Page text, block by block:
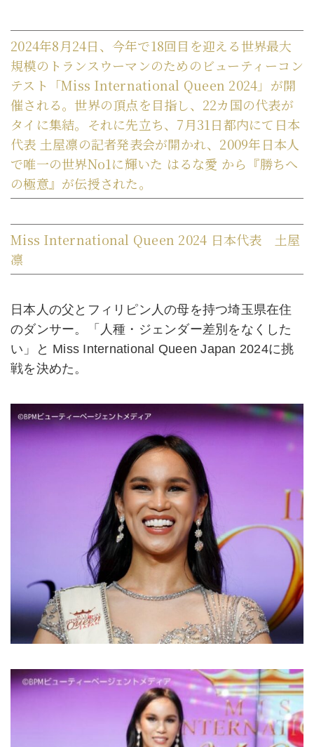
2024年8月24日、今年で18回目を迎える世界最大
規模のトランスウーマンのためのビューティーコン
テスト「Miss International Queen 2024」が開
催される。世界の頂点を目指し、22カ国の代表が
タイに集結。それに先立ち、7月31日都内にて日本
代表 土屋凛の記者発表会が開かれ、2009年日本人
で唯一の世界No1に輝いた はるな愛 から『勝ちへ
の極意』が伝授された。
Miss International Queen 2024 日本代表 土屋
凛
日本人の父とフィリピン人の母を持つ埼玉県在住
のダンサー。「人種・ジェンダー差別をなくした
い」と Miss International Queen Japan 2024に挑
戦を決めた。